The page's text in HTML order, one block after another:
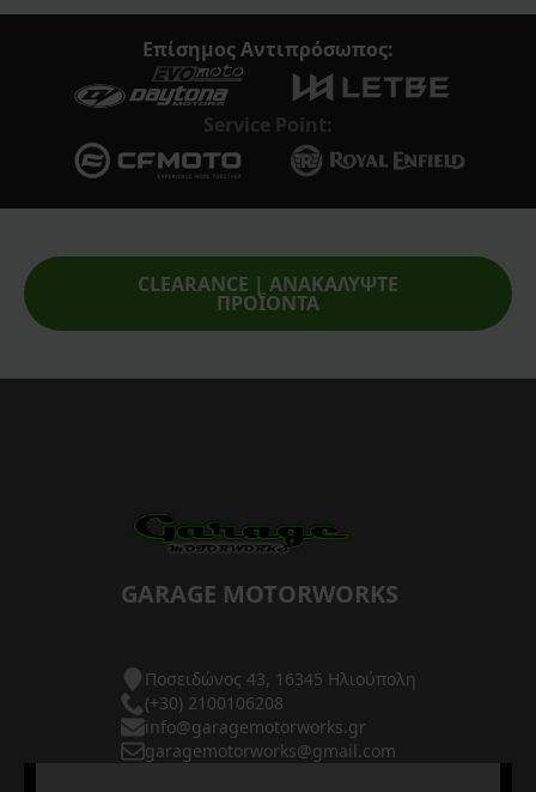
Επίσημος Αντιπρόσωπος:
Service Point:
CLEARANCE | ΑΝΑΚΑΛΥΨΤΕ
ΠΡΟΪΟΝΤΑ
GARAGE MOTORWORKS
Ποσειδώνος 43, 16345 Ηλιούπολη
(+30) 2100106208
info@garagemotorworks.gr
garagemotorworks@gmail.com